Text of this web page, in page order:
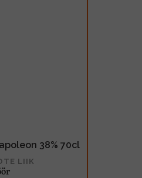
38% 70cl
LIIK